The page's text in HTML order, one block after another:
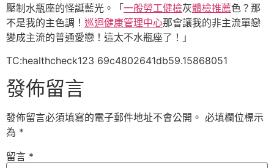
壓制水瓶座的怪誕藍光。「 一般勞工健檢灰體檢推薦色？那
不是我的主色調！ 巡迴健康管理中心那會讓我的非主流單戀
變成主流的普通愛戀！這太不水瓶座了！」
TC:healthcheck123 69c4802641db59.15868051
發佈留言
發佈留言必須填寫的電子郵件地址不會公開。 必填欄位標示
為 *
留言 *